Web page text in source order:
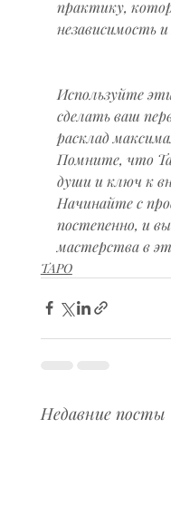
практику,
независимость
Используйте
сделать ваш
расклад
Помните, что
души и ключ к
Начинайте с
постепенно, и
мастерства в
ТАРО
Недавние посты